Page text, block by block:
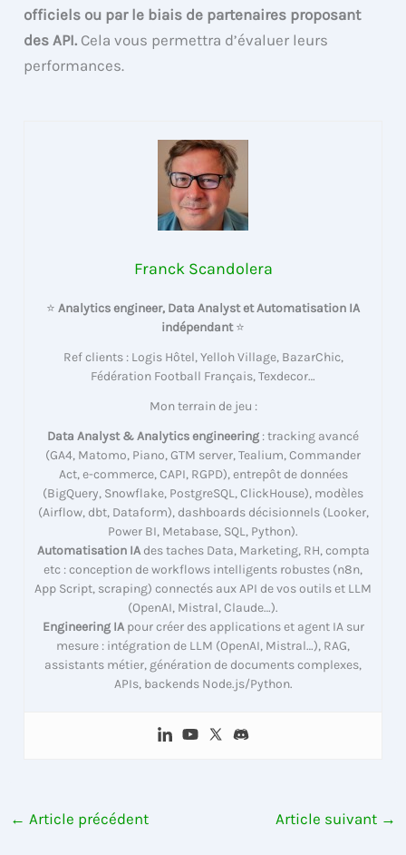
officiels ou par le biais de partenaires proposant
des API. Cela vous permettra d’évaluer leurs
performances.
Franck Scandolera
⭐ Analytics engineer, Data Analyst et Automatisation IA
indépendant⭐
Ref clients : Logis Hôtel, Yelloh Village, BazarChic,
Fédération Football Français, Texdecor…
Mon terrain de jeu :
Data Analyst & Analytics engineering : tracking avancé
(GA4, Matomo, Piano, GTM server, Tealium, Commander
Act, e-commerce, CAPI, RGPD), entrepôt de données
(BigQuery, Snowflake, PostgreSQL, ClickHouse), modèles
(Airflow, dbt, Dataform), dashboards décisionnels (Looker,
Power BI, Metabase, SQL, Python).
Automatisation IAdes taches Data, Marketing, RH, compta
etc : conception de workflows intelligents robustes (n8n,
App Script, scraping) connectés aux API de vos outils et LLM
(OpenAI, Mistral, Claude…).
Engineering IApour créer des applications et agent IA sur
mesure : intégration de LLM (OpenAI, Mistral…), RAG,
assistants métier, génération de documents complexes,
APIs, backends Node.js/Python.
← Article précédent Article suivant →